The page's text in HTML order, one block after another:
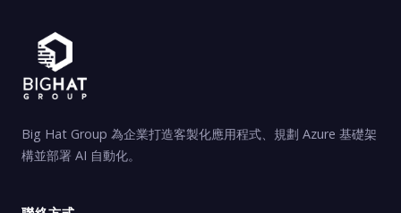
Big Hat Group 為企業打造客製化應用程式、規劃 Azure 基礎架
構並部署 AI 自動化。